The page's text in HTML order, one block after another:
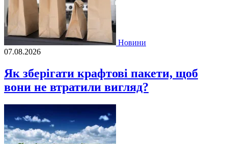
Новини
07.08.2026
Як зберігати крафтові пакети, щоб
вони не втратили вигляд?